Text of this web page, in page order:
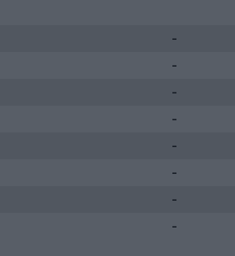
-
-
-
-
-
-
-
-